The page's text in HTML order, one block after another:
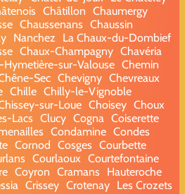
Châtillon Chaumergy
Chaussenans Chaussin
Nanchez
La Chaux-du-Dombief
Chaux-Champagny Chavéria
Hymetière-sur-Valouse Chemin
Sec Chevigny Chevreaux
Chille Chilly-le-Vignoble
sur-Loue Choisey Choux
Lacs Clucy Cogna Coiserette
Condamine Condes
Cornod Cosges Courbette
Courlaoux Courtefontaine
Coyron Cramans
Hauteroche
Crissey Crotenay Les Crozets